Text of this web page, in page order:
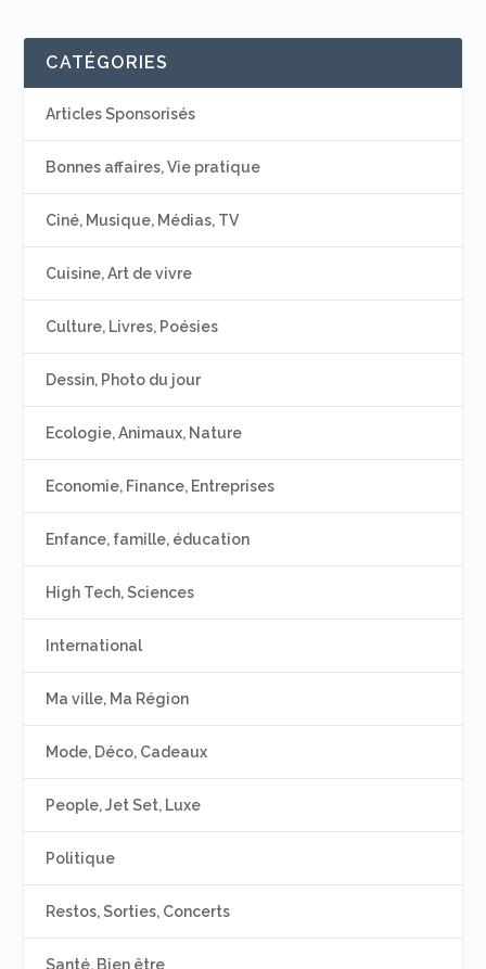
CATÉGORIES
Articles Sponsorisés
Bonnes affaires, Vie pratique
Ciné, Musique, Médias, TV
Cuisine, Art de vivre
Culture, Livres, Poésies
Dessin, Photo du jour
Ecologie, Animaux, Nature
Economie, Finance, Entreprises
Enfance, famille, éducation
High Tech, Sciences
International
Ma ville, Ma Région
Mode, Déco, Cadeaux
People, Jet Set, Luxe
Politique
Restos, Sorties, Concerts
Santé, Bien être